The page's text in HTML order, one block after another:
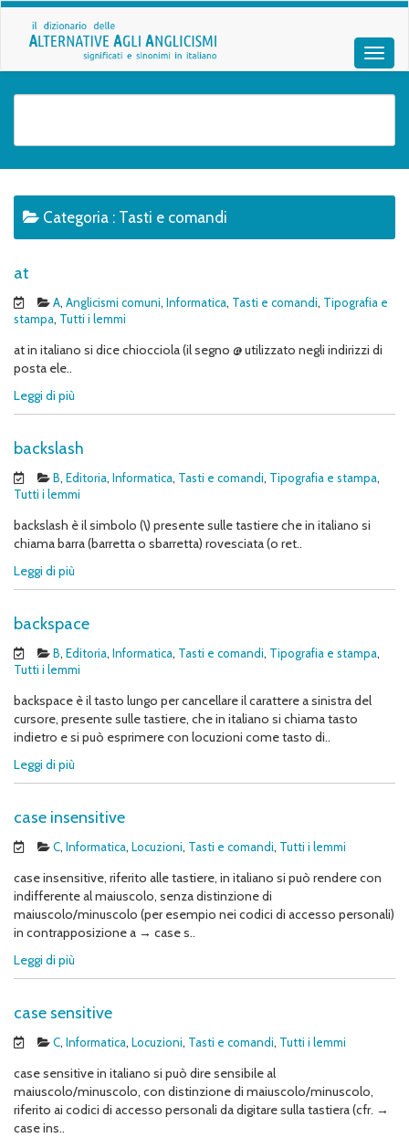
Categoria : Tasti e comandi
at
A, Anglicismi comuni, Informatica, Tasti e comandi, Tipografia e
stampa, Tutti i lemmi
at in italiano si dice chiocciola (il segno @ utilizzato negli indirizzi di
posta ele..
Leggi di più
backslash
B, Editoria, Informatica, Tasti e comandi, Tipografia e stampa,
Tutti i lemmi
backslash è il simbolo (\) presente sulle tastiere che in italiano si
chiama barra (barretta o sbarretta) rovesciata (o ret..
Leggi di più
backspace
B, Editoria, Informatica, Tasti e comandi, Tipografia e stampa,
Tutti i lemmi
backspace è il tasto lungo per cancellare il carattere a sinistra del
cursore, presente sulle tastiere, che in italiano si chiama tasto
indietro e si può esprimere con locuzioni come tasto di..
Leggi di più
case insensitive
C, Informatica, Locuzioni, Tasti e comandi, Tutti i lemmi
case insensitive, riferito alle tastiere, in italiano si può rendere con
indifferente al maiuscolo, senza distinzione di
maiuscolo/minuscolo (per esempio nei codici di accesso personali)
in contrapposizione a → case s..
Leggi di più
case sensitive
C, Informatica, Locuzioni, Tasti e comandi, Tutti i lemmi
case sensitive in italiano si può dire sensibile al
maiuscolo/minuscolo, con distinzione di maiuscolo/minuscolo,
riferito ai codici di accesso personali da digitare sulla tastiera (cfr. →
case ins..